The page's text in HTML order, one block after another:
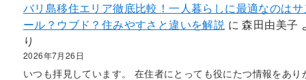
バリ島移住エリア徹底比較！一人暮らしに最適なのはサ
ール？ウブド？住みやすさと違いを解説 に森田由美子
り
2026年7月26日
いつも拝見しています。 在住者にとっても役にたつ情報をあり